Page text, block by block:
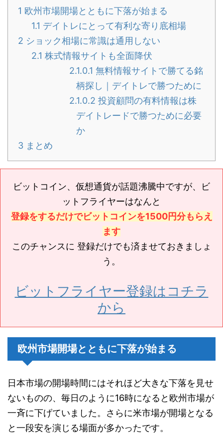
1 欧州市場開場とともに下落が始まる
1.1 デイトレにとって有利な寄り底相場
2 ショック相場に常識は通用しない
2.1 株式情報サイトも全面降伏
2.1.0.1 無料情報サイトで勝てる銘
柄探し｜デイトレで勝つために
2.1.0.2 投資顧問の有料情報は株
デイトレードで勝つために必要
か
3 まとめ
ビットコイン、仮想通貨が話題沸騰中ですが、ビ
ットフライヤーはなんと
登録をするだけでビットコインを1500円分もらえ
ます
このチャンスに 登録だけでも済ませておきましょ
う。
ビットフライヤー登録はコチラ
から
欧州市場開場とともに下落が始まる
日本市場の開場時間にはそれほど大きな下落を見せ
ないものの、毎日のように16時になると欧州市場が
一斉に下げていました。さらに米市場が開場となる
と一段安を演じる場面が多かったです。